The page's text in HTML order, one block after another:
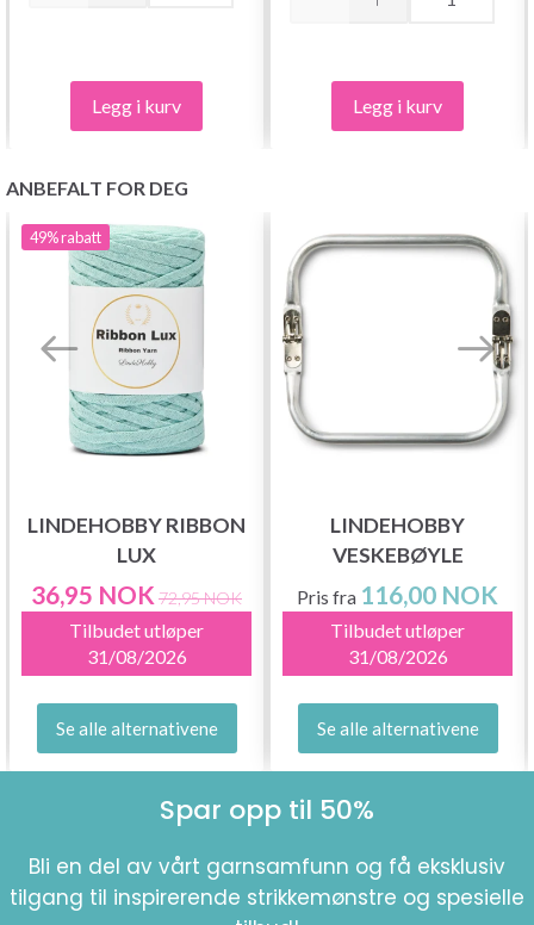
Legg i kurv Legg i kurv
ANBEFALT FOR DEG
49%rabatt
LINDEHOBBY RIBBON
LUX
36,95 NOK 72,95 NOK
Tilbudet utløper
31/08/2026
Se alle alternativene
LINDEHOBBY
VESKEBØYLE
Pris fra 116,00 NOK
Tilbudet utløper
31/08/2026
Se alle alternativene
Spar opp til 50%
Bli en del av vårt garnsamfunn og få eksklusiv
tilgang til inspirerende strikkemønstre og spesielle